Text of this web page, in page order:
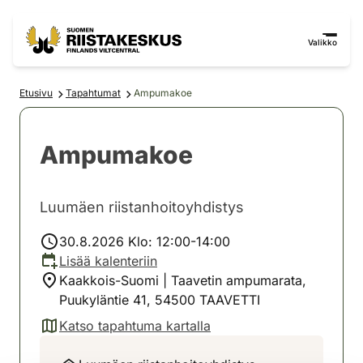
Valikko
Etusivu Tapahtumat Ampumakoe
Ampumakoe
Luumäen riistanhoitoyhdistys
30.8.2026 Klo: 12:00-14:00
Lisää kalenteriin
Kaakkois-Suomi | Taavetin ampumarata,
Puukyläntie 41, 54500 TAAVETTI
Katso tapahtuma kartalla
(avautuu uuteen välilehteen)